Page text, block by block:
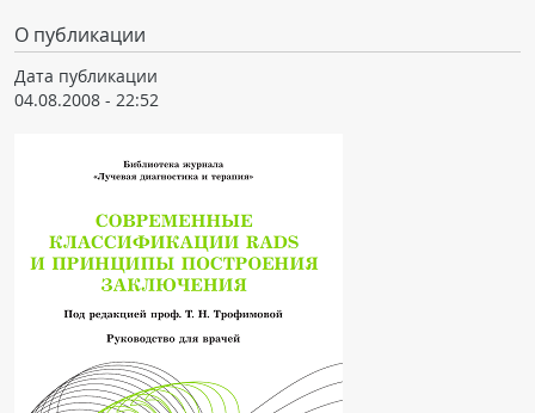
О публикации
Дата публикации
04.08.2008 - 22:52